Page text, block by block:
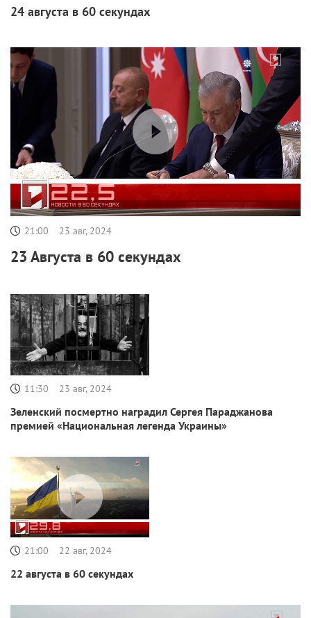
24 августа в 60 секундах
21:00 23 авг, 2024
23 Августа в 60 секундах
11:30 23 авг, 2024
Зеленский посмертно наградил Сергея Параджанова
премией «Национальная легенда Украины»
21:00 22 авг, 2024
22 августа в 60 секундах